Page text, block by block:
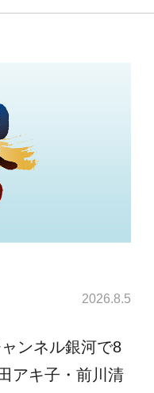
2026.8.5
ンネル銀河で8
アキ子・前川清